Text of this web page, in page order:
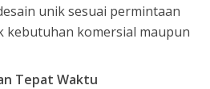
unik sesuai permintaan
kebutuhan komersial maupun
Tepat Waktu